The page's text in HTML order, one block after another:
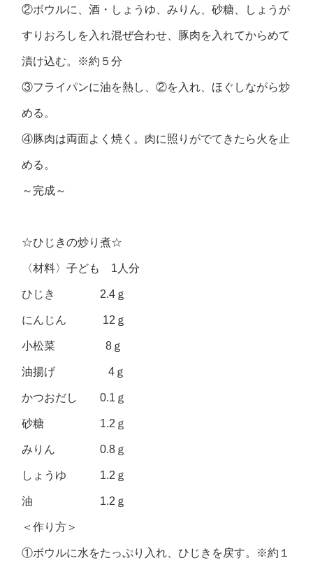
②ボウルに、酒・しょうゆ、みりん、砂糖、しょうが
すりおろしを入れ混ぜ合わせ、豚肉を入れてからめて
漬け込む。※約５分
③フライパンに油を熱し、②を入れ、ほぐしながら炒
める。
④豚肉は両面よく焼く。肉に照りがでてきたら火を止
める。
～完成～
☆ひじきの炒り煮☆
〈材料〉子ども 1人分
ひじき 2.4ｇ
にんじん 12ｇ
小松菜 8ｇ
油揚げ 4ｇ
かつおだし 0.1ｇ
砂糖 1.2ｇ
みりん 0.8ｇ
しょうゆ 1.2ｇ
油 1.2ｇ
＜作り方＞
①ボウルに水をたっぷり入れ、ひじきを戻す。※約１